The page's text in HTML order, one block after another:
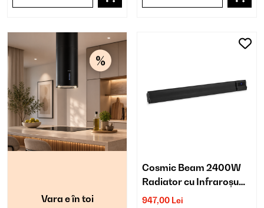
Vara e în toi
Cosmic Beam 2400W
Radiator cu Infraroșu
Montat pe Perete Negru
947,00 Lei